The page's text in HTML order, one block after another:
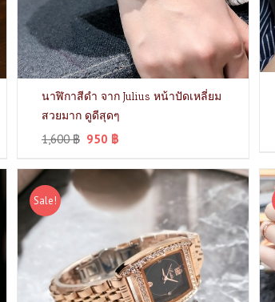
นาฬิกาสีดำ จาก Julius หน้าปัดเหลี่ยม
สวยมาก ดูดีสุดๆ
1,600฿ 950 ฿
Sale!